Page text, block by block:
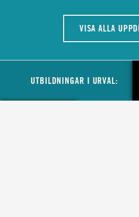
VISA ALLA
UTBILDNINGAR I URVAL: